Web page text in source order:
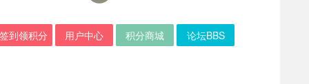
签到领积分 用户中心 积分商城 论坛BBS